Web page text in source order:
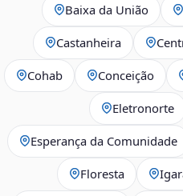
Baixa da União
Castanheira
Cohab Conceição
Eletronorte
Esperança da Comunidade
Floresta